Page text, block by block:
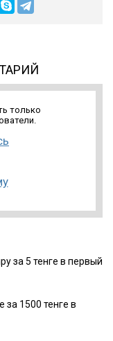
только
за 5 тенге в первый
за 1500 тенге в